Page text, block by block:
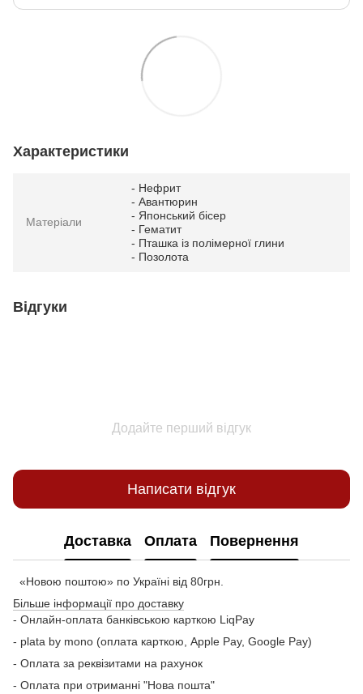
Характеристики
Матеріали
- Нефрит
- Авантюрин
- Японський бісер
- Гематит
- Пташка із полімерної глини
- Позолота
Відгуки
Додайте перший відгук
Написати відгук
Доставка Оплата Повернення
«Новою поштою» по Україні від 80грн.
Більше інформації про доставку
- Онлайн-оплата банківською карткою LiqPay
- plata by mono (оплата карткою, Apple Pay, Google Pay)
- Оплата за реквізитами на рахунок
- Оплата при отриманні "Нова пошта"